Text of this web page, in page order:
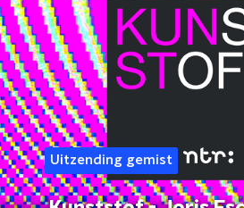
Uitzending gemist